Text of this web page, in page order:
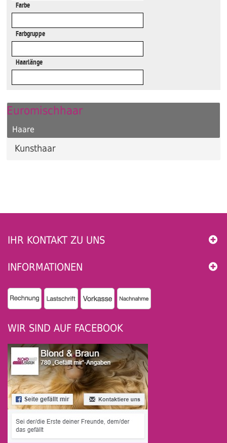
Farbe
Farbgruppe
Haarlänge
Euromischhaar
Haare
Kunsthaar
IHR KONTAKT ZU UNS
INFORMATIONEN
WIR SIND AUF FACEBOOK